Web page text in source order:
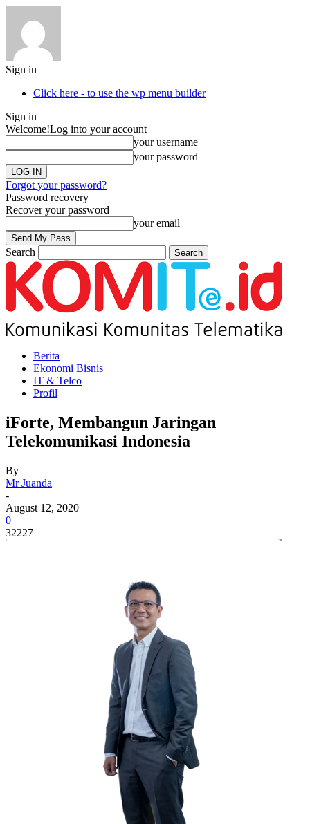
Sign in
Click here - to use the wp menu builder
Sign in
Welcome!Log into your account
your username
your password
Forgot your password?
Password recovery
Recover your password
your email
Search
Berita
Ekonomi Bisnis
IT & Telco
Profil
iForte, Membangun Jaringan
Telekomunikasi Indonesia
By
Mr Juanda
-
August 12, 2020
0
32227